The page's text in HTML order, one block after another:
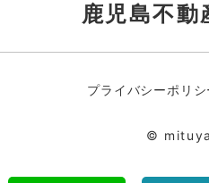
鹿児島不動
プライバシーポリシ
©